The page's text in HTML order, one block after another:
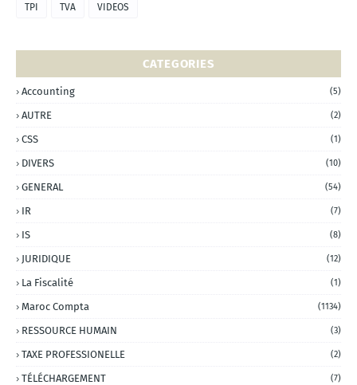
TPI TVA VIDEOS
CATEGORIES
Accounting (5)
AUTRE (2)
CSS (1)
DIVERS (10)
GENERAL (54)
IR (7)
IS (8)
JURIDIQUE (12)
La Fiscalité (1)
Maroc Compta (1134)
RESSOURCE HUMAIN (3)
TAXE PROFESSIONELLE (2)
TÉLÉCHARGEMENT (7)